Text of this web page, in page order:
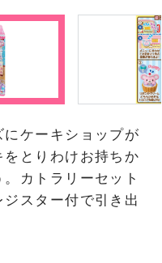
ケーキショップが
とりわけお持ちか
カトラリーセット
スター付で引き出